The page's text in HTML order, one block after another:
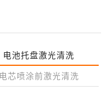
电池托盘激光清洗
电芯喷涂前激光清洗